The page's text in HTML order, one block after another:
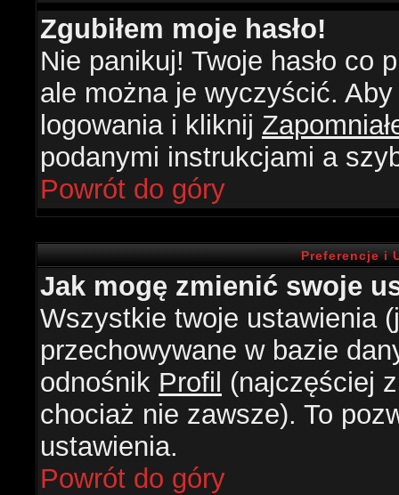
Zgubiłem moje hasło!
Nie panikuj! Twoje hasło co
ale można je wyczyścić.
logowania i kliknij
podanymi instrukcjami a
Powrót do góry
Preferencje i
Jak mogę zmienić swoje
Wszystkie twoje ustawienia
przechowywane w bazie
odnośnik Profil (najczęściej
chociaż nie zawsze). To
ustawienia.
Powrót do góry